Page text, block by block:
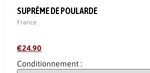
SUPRÊME DE POULARDE
France
€24.90
Conditionnement :